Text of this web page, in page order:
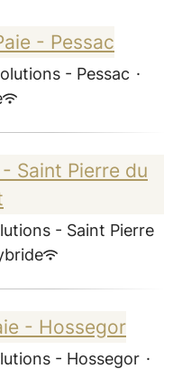
- Pessac
- Pessac ·
Saint Pierre du
- Saint Pierre
- Hossegor
- Hossegor ·